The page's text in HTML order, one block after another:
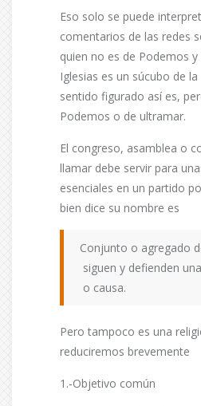
Eso solo se puede
comentarios de las redes
quien no es de Podemos
Iglesias es un súcubo de
sentido figurado así es,
Podemos o de ultramar.
El congreso, asamblea o
llamar debe servir para
esenciales en un partido
bien dice su nombre es
Conjunto o agregado
siguen y defienden
o causa.
Pero tampoco es una
reduciremos brevemente
1.-Objetivo común